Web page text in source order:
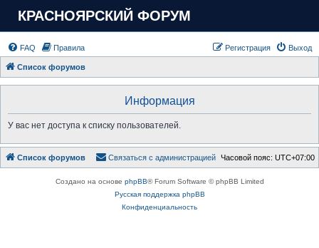
КРАСНОЯРСКИЙ ФОРУМ
FAQ Правила Выход
Регистрация
Список форумов
Информация
У вас нет доступа к списку пользователей.
Список форумов Часовой пояс: UTC+07:00
Связаться с администрацией
Создано на основе phpBB® Forum Software © phpBB Limited
Русская поддержка phpBB
Конфиденциальность